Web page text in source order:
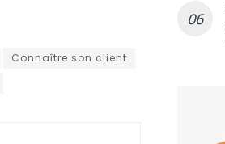
Connaître son client